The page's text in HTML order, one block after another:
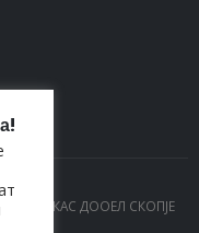
од МАРКАС ДООЕЛ СКОПЈЕ